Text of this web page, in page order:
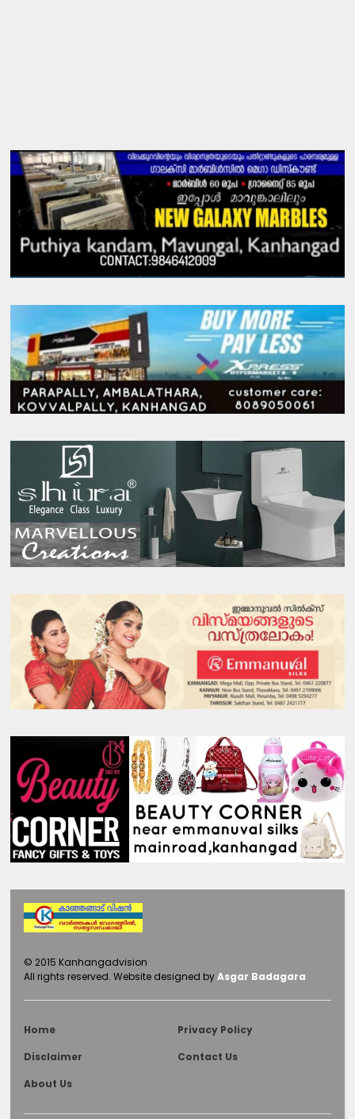
© 2015 Kanhangadvision
All rights reserved. Website designed byAsgar Badagara
Home
Privacy Policy
Disclaimer
Contact Us
About Us